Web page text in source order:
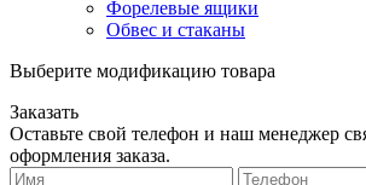
Форелевые ящики
Обвес и стаканы
Выберите модификацию товара
Заказать
Оставьте свой телефон и наш менеджер
оформления заказа.